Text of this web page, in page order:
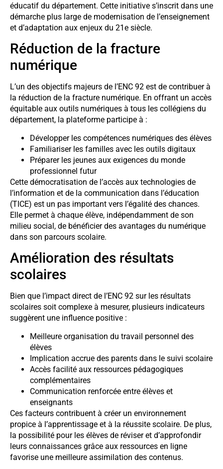
éducatif du département. Cette initiative s’inscrit dans une
démarche plus large de modernisation de l’enseignement
et d’adaptation aux enjeux du 21e siècle.
Réduction de la fracture
numérique
L’un des objectifs majeurs de l’ENC 92 est de contribuer à
la réduction de la fracture numérique. En offrant un accès
équitable aux outils numériques à tous les collégiens du
département, la plateforme participe à :
Développer les compétences numériques des élèves
Familiariser les familles avec les outils digitaux
Préparer les jeunes aux exigences du monde
professionnel futur
Cette démocratisation de l’accès aux technologies de
l’information et de la communication dans l’éducation
(TICE) est un pas important vers l’égalité des chances.
Elle permet à chaque élève, indépendamment de son
milieu social, de bénéficier des avantages du numérique
dans son parcours scolaire.
Amélioration des résultats
scolaires
Bien que l’impact direct de l’ENC 92 sur les résultats
scolaires soit complexe à mesurer, plusieurs indicateurs
suggèrent une influence positive :
Meilleure organisation du travail personnel des
élèves
Implication accrue des parents dans le suivi scolaire
Accès facilité aux ressources pédagogiques
complémentaires
Communication renforcée entre élèves et
enseignants
Ces facteurs contribuent à créer un environnement
propice à l’apprentissage et à la réussite scolaire. De plus,
la possibilité pour les élèves de réviser et d’approfondir
leurs connaissances grâce aux ressources en ligne
favorise une meilleure assimilation des contenus.